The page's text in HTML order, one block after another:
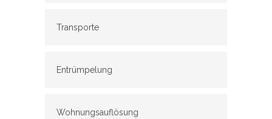
Transporte
Entrümpelung
Wohnungsauflösung